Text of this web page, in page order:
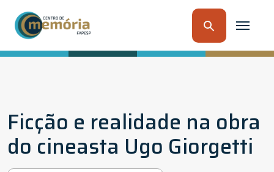
Ficção e realidade na obra
do cineasta Ugo Giorgetti